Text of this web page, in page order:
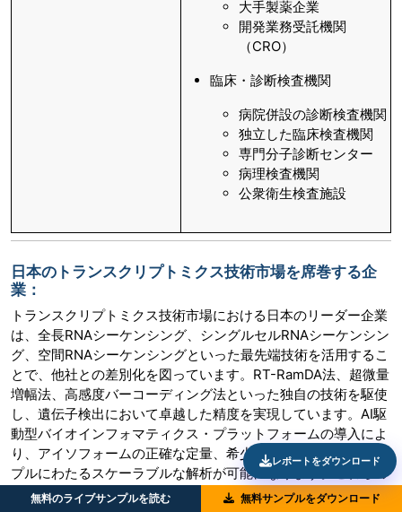
大手製薬企業
開発業務受託機関
（CRO）
臨床・診断検査機関
病院併設の診断検査機関
独立した臨床検査機関
専門分子診断センター
病理検査機関
公衆衛生検査施設
日本のトランスクリプトミクス技術市場を席巻する企
業：
トランスクリプトミクス技術市場における日本のリーダー企業
は、全長RNAシーケンシング、シングルセルRNAシーケンシン
グ、空間RNAシーケンシングといった最先端技術を活用するこ
とで、他社との差別化を図っています。RT-RamDA法、超微量
増幅法、高感度バーコーディング法といった独自の技術を駆使
し、遺伝子検出において卓越した精度を実現しています。AI駆
動型バイオインフォマティクス・プラットフォームの導入によ
り、アイソフォームの正確な定量、希少細胞の同定、複数サン
プルにわたるスケーラブルな解析が可能になります。これらの
技術革新は、再現性の向上、バイアスの最小化、そして発見の
無料のライブサンプルを読む 無料サンプルをダウンロード
レポートをダウンロード